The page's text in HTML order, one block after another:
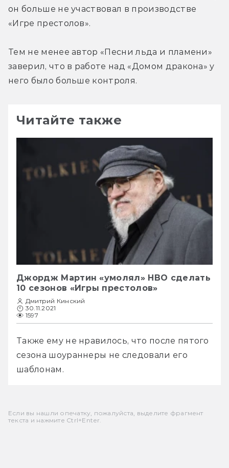
он больше не участвовал в производстве
«Игре престолов».
Тем не менее автор «Песни льда и пламени»
заверил, что в работе над «Домом дракона» у
него было больше контроля.
Читайте также
Джордж Мартин «умолял» HBO сделать
10 сезонов «Игры престолов»
Дмитрий Кинский
30.11.2021
1597
Также ему не нравилось, что после пятого
сезона шоураннеры не следовали его
шаблонам.
Если вы нашли опечатку, пожалуйста, выделите фрагмент
текста и нажмите Ctrl+Enter.